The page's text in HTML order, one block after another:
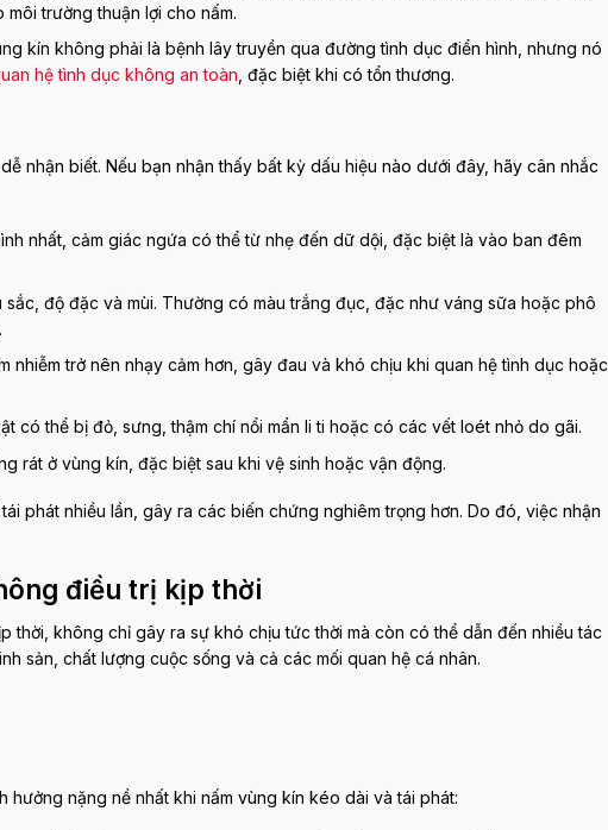
trường thuận lợi cho nấm.
kín không phải là bệnh lây truyền qua đường tình dục điển hình, nhưng nó
hệ tình dục không an toàn , đặc biệt khi có tổn thương.
nhận biết. Nếu bạn nhận thấy bất kỳ dấu hiệu nào dưới đây, hãy cân nhắc
nhất, cảm giác ngứa có thể từ nhẹ đến dữ dội, đặc biệt là vào ban đêm
sắc, độ đặc và mùi. Thường có màu trắng đục, đặc như váng sữa hoặc phô
nhiễm trở nên nhạy cảm hơn, gây đau và khó chịu khi quan hệ tình dục hoặc
có thể bị đỏ, sưng, thậm chí nổi mẩn li ti hoặc có các vết loét nhỏ do gãi.
rát ở vùng kín, đặc biệt sau khi vệ sinh hoặc vận động.
phát nhiều lần, gây ra các biến chứng nghiêm trọng hơn. Do đó, việc nhận
điều trị kịp thời
thời, không chỉ gây ra sự khó chịu tức thời mà còn có thể dẫn đến nhiều tác
sản, chất lượng cuộc sống và cả các mối quan hệ cá nhân.
nặng nề nhất khi nấm vùng kín kéo dài và tái phát: